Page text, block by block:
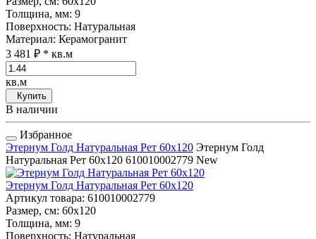
Толщина, мм: 9
Поверхность: Натуральная
Материал: Керамогранит
3 481 ₽ * кв.м
кв.м
Купить
В наличии
Избранное
Этернум Голд Натуральная Рет 60x120 Этернум Голд
Натуральная Рет 60x120 610010002779 New
Этернум Голд Натуральная Рет 60x120
Артикул товара: 610010002779
Размер, см: 60x120
Толщина, мм: 9
Поверхность: Натуральная